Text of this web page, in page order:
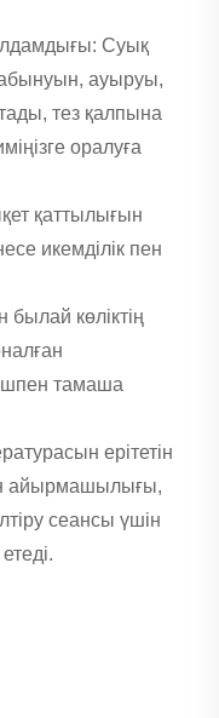
Суық
ауыруы,
тез қалпына
оралуға
қаттылығын
икемділік пен
былай көліктің
тамаша
ерітетін
айырмашылығы,
сеансы үшін